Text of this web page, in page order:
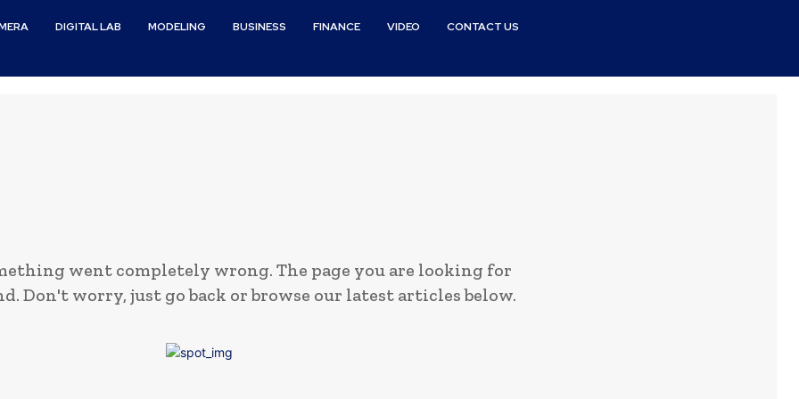
DIGITAL LAB MODELING BUSINESS FINANCE VIDEO CONTACT US
went completely wrong. The page you are looking for
Don't worry, just go back or browse our latest articles below.